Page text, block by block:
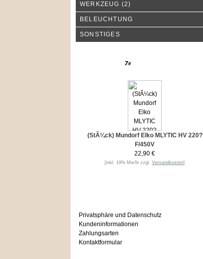
WERKZEUG (2)
BELEUCHTUNG
SONSTIGES
(StÃ¼ck) Mundorf Elko MLYTIC HV 220?
F/450V
22,90 €
[inkl. 19% MwSt zzgl. Versandkosten]
Privatsphäre und Datenschutz
Kundeninformationen
Zahlungsarten
Kontaktformular